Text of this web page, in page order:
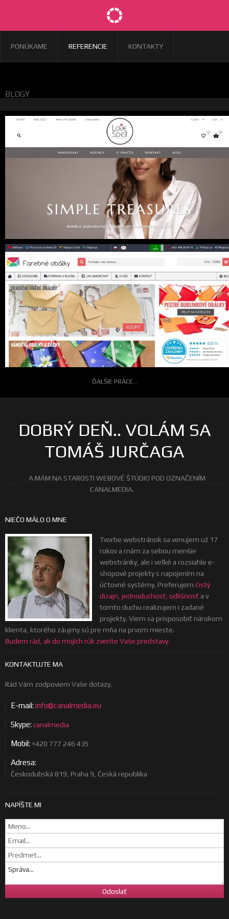
PONÚKAME REFERENCIE KONTAKTY
BLOGY
ĎALŠIE PRÁCE...
DOBRÝ DEŇ.. VOLÁM SA
TOMÁŠ JURČAGA
A MÁM NA STAROSTI WEBOVÉ ŠTÚDIO POD OZNAČENÍM
CANALMEDIA.
NIEČO MÁLO O MNE
Tvorbe webstránok sa venujem už 17
rokov a mám za sebou menšie
webstránky, ale i veľké a rozsiahle e-
shopové projekty s napojením na
účtovné systémy. Preferujem čistý
dizajn, jednoduchosť, odlišnosť a v
tomto duchu realizujem i zadané
projekty. Viem sa prisposobiť nárokom
klienta, ktorého záujmy sú pre mňa na prvom mieste.
Budem rád, ak do mojích rúk zveríte Vaše predstavy.
KONTAKTUJTE MA
Rád Vám zodpoviem Vaše dotazy.
E-mail:info@canalmedia.eu
Skype:canalmedia
Mobil:+420 777 246 435
Adresa:
Českodubská 819, Praha 9, Česká republika
NAPÍŠTE MI